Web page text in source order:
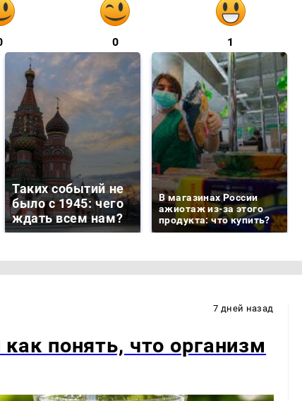
0 1
Таких событий не
было с 1945: чего
ждать всем нам?
В магазинах России
ажиотаж из-за этого
продукта: что купить?
7 дней назад
понять, что организм